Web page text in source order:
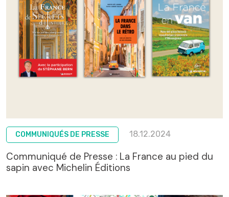
COMMUNIQUÉS DE PRESSE 18.12.2024
Communiqué de Presse : La France au pied du
sapin avec Michelin Éditions